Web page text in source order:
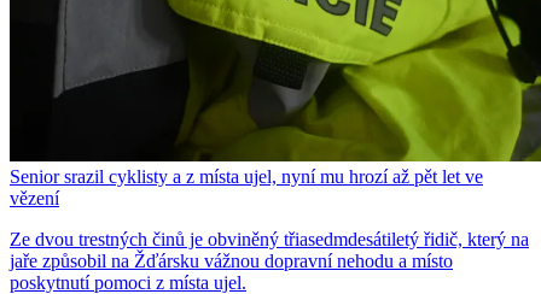
Senior srazil cyklisty a z místa ujel, nyní mu hrozí až pět let ve
vězení
Ze dvou trestných činů je obviněný třiasedmdesátiletý řidič, který na
jaře způsobil na Žďársku vážnou dopravní nehodu a místo
poskytnutí pomoci z místa ujel.